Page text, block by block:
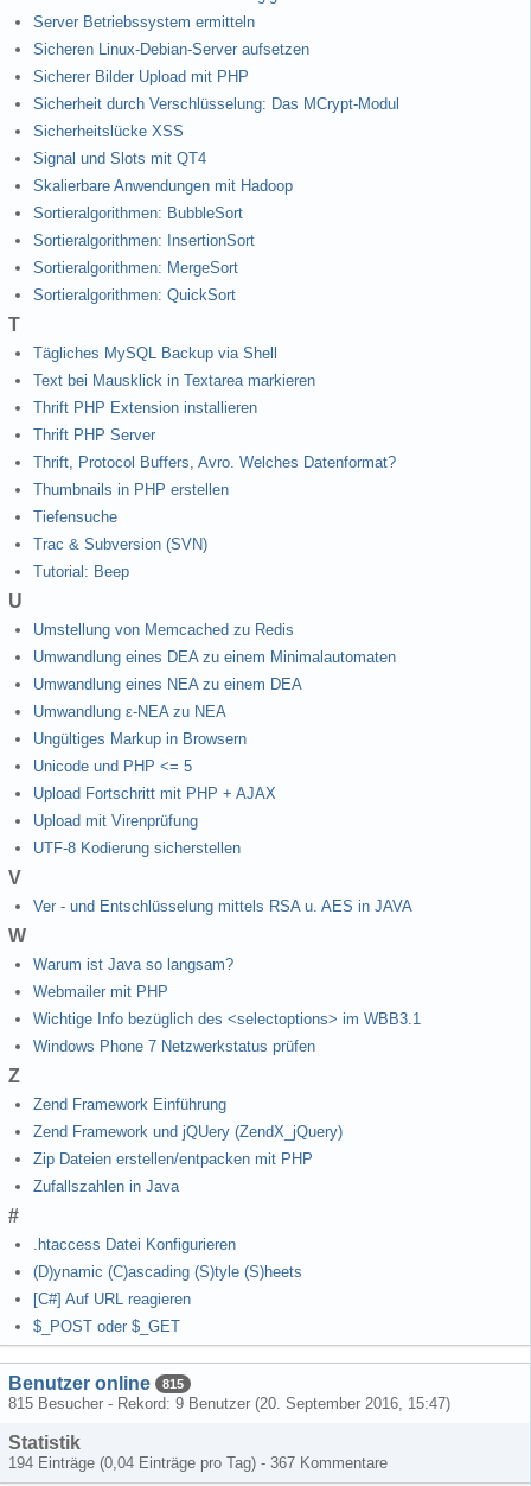
Server Betriebssystem ermitteln
Sicheren Linux-Debian-Server aufsetzen
Sicherer Bilder Upload mit PHP
Sicherheit durch Verschlüsselung: Das MCrypt-Modul
Sicherheitslücke XSS
Signal und Slots mit QT4
Skalierbare Anwendungen mit Hadoop
Sortieralgorithmen: BubbleSort
Sortieralgorithmen: InsertionSort
Sortieralgorithmen: MergeSort
Sortieralgorithmen: QuickSort
T
Tägliches MySQL Backup via Shell
Text bei Mausklick in Textarea markieren
Thrift PHP Extension installieren
Thrift PHP Server
Thrift, Protocol Buffers, Avro. Welches Datenformat?
Thumbnails in PHP erstellen
Tiefensuche
Trac & Subversion (SVN)
Tutorial: Beep
U
Umstellung von Memcached zu Redis
Umwandlung eines DEA zu einem Minimalautomaten
Umwandlung eines NEA zu einem DEA
Umwandlung ε-NEA zu NEA
Ungültiges Markup in Browsern
Unicode und PHP <= 5
Upload Fortschritt mit PHP + AJAX
Upload mit Virenprüfung
UTF-8 Kodierung sicherstellen
V
Ver - und Entschlüsselung mittels RSA u. AES in JAVA
W
Warum ist Java so langsam?
Webmailer mit PHP
Wichtige Info bezüglich des <selectoptions> im WBB3.1
Windows Phone 7 Netzwerkstatus prüfen
Z
Zend Framework Einführung
Zend Framework und jQUery (ZendX_jQuery)
Zip Dateien erstellen/entpacken mit PHP
Zufallszahlen in Java
#
.htaccess Datei Konfigurieren
(D)ynamic (C)ascading (S)tyle (S)heets
[C#] Auf URL reagieren
$_POST oder $_GET
Benutzer online 815
815 Besucher - Rekord: 9 Benutzer (20. September 2016, 15:47)
Statistik
194 Einträge (0,04 Einträge pro Tag) - 367 Kommentare